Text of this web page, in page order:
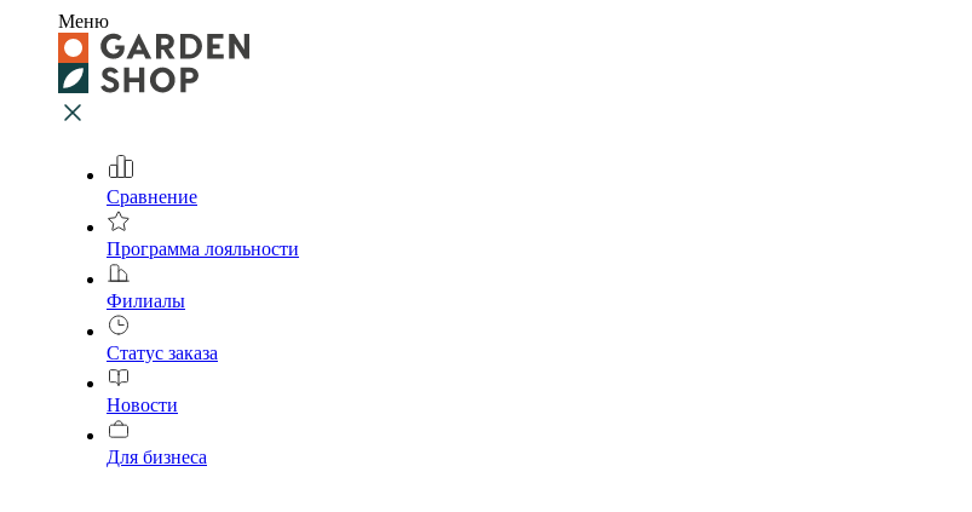
Меню
Сравнение
Программа лояльности
Филиалы
Статус заказа
Новости
Для бизнеса